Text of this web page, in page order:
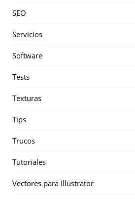
SEO
Servicios
Software
Tests
Texturas
Tips
Trucos
Tutoriales
Vectores para Illustrator